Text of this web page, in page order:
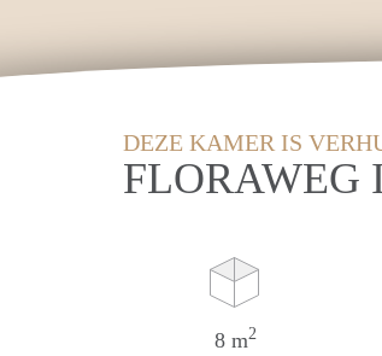
DEZE KAMER IS
FLORAWEG
8 m2